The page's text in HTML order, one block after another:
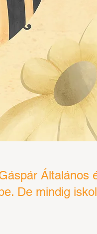
Általános
De mindig